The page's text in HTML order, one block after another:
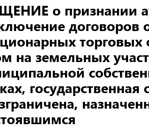
о признании
договоров
торговых
на земельных